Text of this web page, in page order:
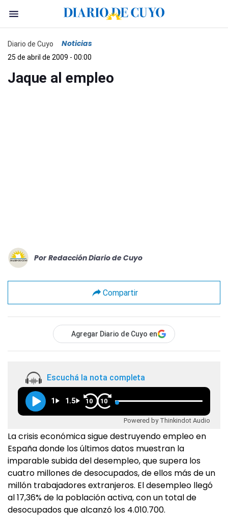
Diario de Cuyo Noticias
25 de abril de 2009 - 00:00
Jaque al empleo
Por Redacción Diario de Cuyo
Compartir
Agregar Diario de Cuyo en
Escuchá la nota completa
1 1.5 10 10
Powered by Thinkindot Audio
La crisis económica sigue destruyendo empleo en
España donde los últimos datos muestran la
imparable subida del desempleo, que supera los
cuatro millones de desocupados, de ellos más de un
millón trabajadores extranjeros. El desempleo llegó
al 17,36% de la población activa, con un total de
desocupados que alcanzó los 4.010.700.